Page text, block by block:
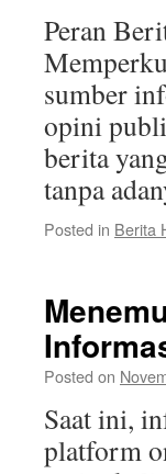
Peran
sumber
opini
berita
tanpa
Posted in Berita
Posted on
Saat ini,
platform